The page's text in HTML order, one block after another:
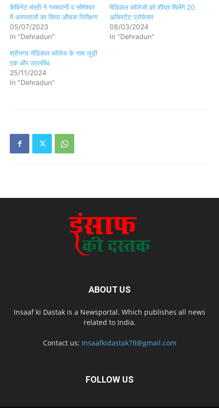
कैबिनेट मंत्री ने गरमपानी व सोमेश्वर
में अस्पतालों का किया औचक निरीक्षण
05/07/2023
In "Dehradun"
मेडिकल कॉलेजों को शीघ्र मिलेंगे 20
असिस्टेंट प्रोफेसर
08/03/2024
In "Dehradun"
श्रीनगर मेडिकल कॉलेज के नाम जुड़ी
एक और उपलब्धि
25/11/2024
In "Dehradun"
ABOUT US
Insaaf ki Dastak is a Newsportal. Which publishes all news
related to India.
Contact us: Insaafkidastak78@gmail.com
FOLLOW US